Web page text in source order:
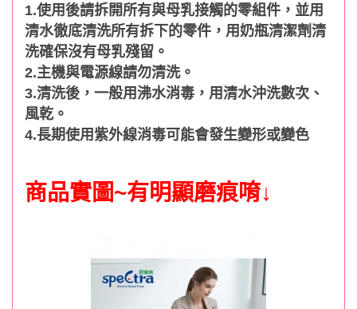
1.使用後請拆開所有與母乳接觸的零組件，並用
清水徹底清洗所有拆下的零件，用奶瓶清潔劑清
洗確保沒有母乳殘留。
2.主機與電源線請勿清洗。
3.清洗後，一般用沸水消毒，用清水沖洗數次、
風乾。
4.長期使用紫外線消毒可能會發生變形或變色
商品實圖~有明顯磨痕唷↓